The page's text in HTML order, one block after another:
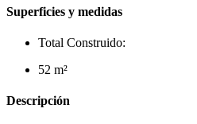
Superficies y medidas
Total Construido:
52 m²
Descripción